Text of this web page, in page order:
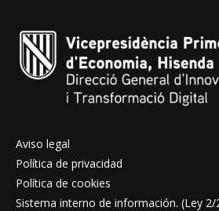
Aviso legal
Política de privacidad
Política de cookies
Sistema interno de información. (Ley